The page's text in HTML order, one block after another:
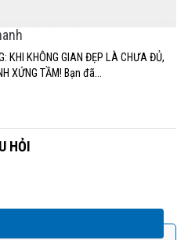
KHI KHÔNG GIAN ĐẸP LÀ CHƯA ĐỦ,
XỨNG TẦM! Bạn đã...
HỎI